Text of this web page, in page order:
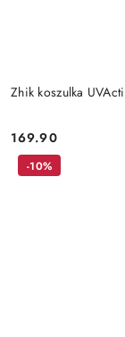
Zhik koszulka
Cena:
169.90
-10%